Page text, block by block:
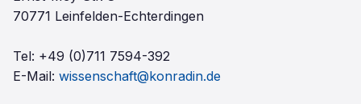
70771 Leinfelden-Echterdingen
Tel: +49 (0)711 7594-392
E-Mail: wissenschaft@konradin.de